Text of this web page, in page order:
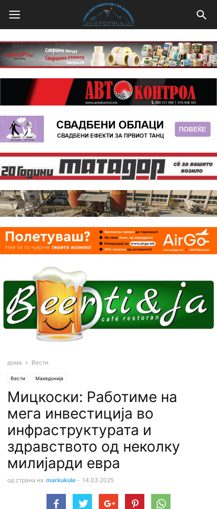
дома Вести
Вести Македонија
Мицкоски: Работиме на
мега инвестиција во
инфраструктурата и
здравството од неколку
милијарди евра
од страна на markukule - 14.03.2025